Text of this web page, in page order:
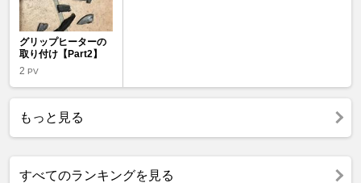
グリップヒーターの
取り付け【Part2】
2 PV
もっと見る
すべてのランキングを見る